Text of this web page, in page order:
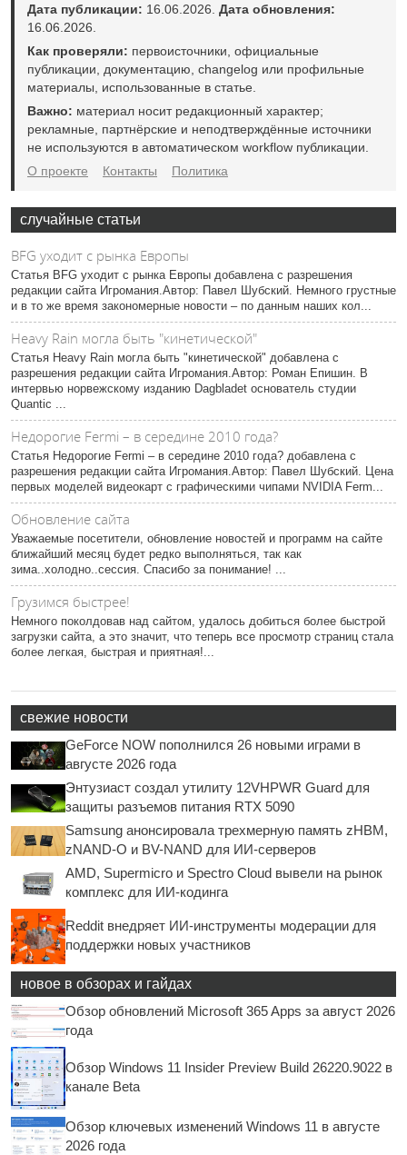
Дата публикации: 16.06.2026. Дата обновления:
16.06.2026.
Как проверяли: первоисточники, официальные
публикации, документацию, changelog или профильные
материалы, использованные в статье.
Важно: материал носит редакционный характер;
рекламные, партнёрские и неподтверждённые источники
не используются в автоматическом workflow публикации.
О проекте
Контакты Политика
случайные статьи
BFG уходит с рынка Европы
Статья BFG уходит с рынка Европы добавлена с разрешения
редакции сайта Игромания.Автор: Павел Шубский. Немного грустные
и в то же время закономерные новости – по данным наших кол...
Heavy Rain могла быть "кинетической"
Статья Heavy Rain могла быть "кинетической" добавлена с
разрешения редакции сайта Игромания.Автор: Роман Епишин. В
интервью норвежскому изданию Dagbladet основатель студии
Quantic ...
Недорогие Fermi – в середине 2010 года?
Статья Недорогие Fermi – в середине 2010 года? добавлена с
разрешения редакции сайта Игромания.Автор: Павел Шубский. Цена
первых моделей видеокарт с графическими чипами NVIDIA Ferm...
Обновление сайта
Уважаемые посетители, обновление новостей и программ на сайте
ближайший месяц будет редко выполняться, так как
зима..холодно..сессия. Спасибо за понимание! ...
Грузимся быстрее!
Немного поколдовав над сайтом, удалось добиться более быстрой
загрузки сайта, а это значит, что теперь все просмотр страниц стала
более легкая, быстрая и приятная!...
свежие новости
GeForce NOW пополнился 26 новыми играми в
августе 2026 года
Энтузиаст создал утилиту 12VHPWR Guard для
защиты разъемов питания RTX 5090
Samsung анонсировала трехмерную память zHBM,
zNAND-O и BV-NAND для ИИ-серверов
AMD, Supermicro и Spectro Cloud вывели на рынок
комплекс для ИИ-кодинга
Reddit внедряет ИИ-инструменты модерации для
поддержки новых участников
новое в обзорах и гайдах
Обзор обновлений Microsoft 365 Apps за август 2026
года
Обзор Windows 11 Insider Preview Build 26220.9022 в
канале Beta
Обзор ключевых изменений Windows 11 в августе
2026 года